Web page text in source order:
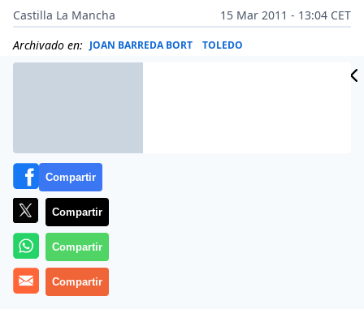
Castilla La Mancha
15 Mar 2011 - 13:04 CET
Archivado en: JOAN BARREDA BORT TOLEDO
Compartir
Compartir
Compartir
Compartir